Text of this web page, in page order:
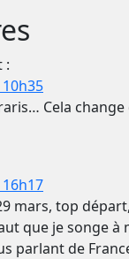
:
Cela change
mars, top
que je songe à
parlant de